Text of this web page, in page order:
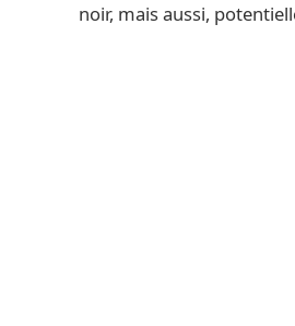
noir, mais aussi,